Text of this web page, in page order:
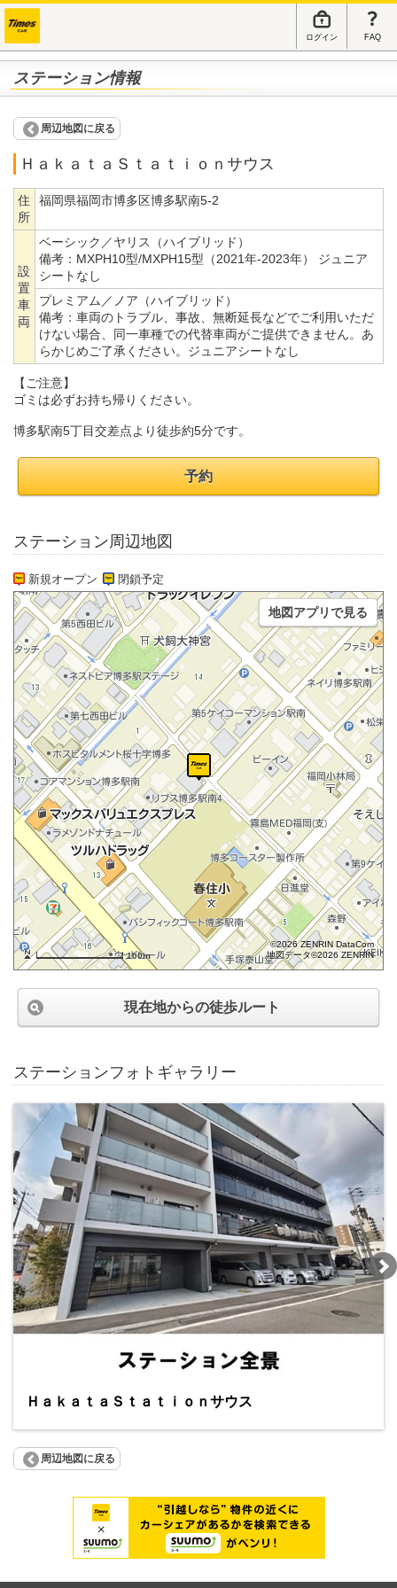
ログイン FAQ
ステーション情報
周辺地図に戻る
ＨａｋａｔａＳｔａｔｉｏｎサウス
住
所
福岡県福岡市博多区博多駅南5-2
設
置
車
両
ベーシック／ヤリス（ハイブリッド）
備考： MXPH10型/MXPH15型（2021年-2023年） ジュニア
シートなし
プレミアム／ノア（ハイブリッド）
備考： 車両のトラブル、事故、無断延長などでご利用いただ
けない場合、同一車種での代替車両がご提供できません。あ
らかじめご了承ください。ジュニアシートなし
【ご注意】
ゴミは必ずお持ち帰りください。
博多駅南5丁目交差点より徒歩約5分です。
予約
ステーション周辺地図
新規オープン 閉鎖予定
100m
©2026 ZENRIN DataCom
地図データ©2026 ZENRIN
地図アプリで見る
現在地からの徒歩ルート
ステーションフォトギャラリー
ＨａｋａｔａＳｔａｔｉｏｎサウス
周辺地図に戻る